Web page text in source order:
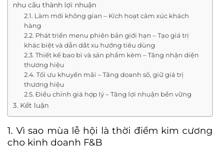
nhu cầu thành lợi nhuận
2.1. Làm mới không gian – Kích hoạt cảm xúc khách
hàng
2.2. Phát triển menu phiên bản giới hạn – Tạo giá trị
khác biệt và dẫn dắt xu hướng tiêu dùng
2.3. Thiết kế bao bì và sản phẩm kèm – Tăng nhận diện
thương hiệu
2.4. Tối ưu khuyến mãi – Tăng doanh số, giữ giá trị
thương hiệu
2.5. Điều chỉnh giá hợp lý – Tăng lợi nhuận bền vững
3. Kết luận
1. Vì sao mùa lễ hội là thời điểm kim cương
cho kinh doanh F&B